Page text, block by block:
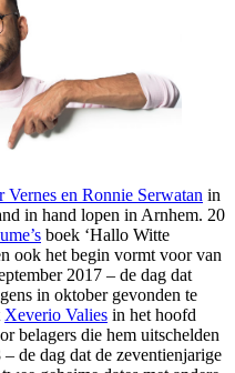
Vernes en Ronnie Serwatan in
in hand lopen in Arnhem. 20
boek ‘Hallo Witte
ook het begin vormt voor van
2017 – de dag dat
in oktober gevonden te
Xeverio Valies in het hoofd
belagers die hem uitschelden
de dag dat de zeventienjarige